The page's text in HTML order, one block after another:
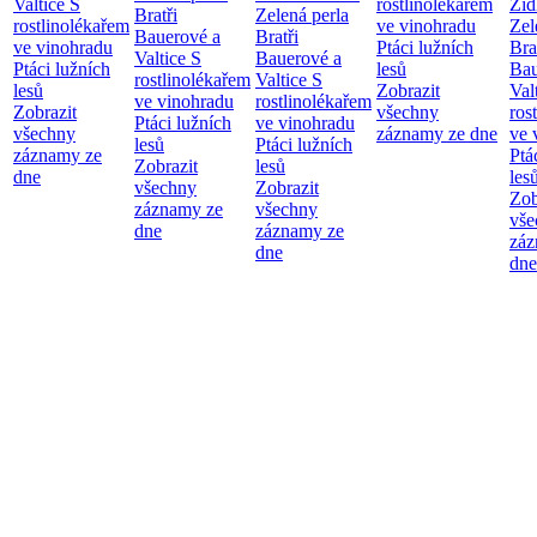
rostlinolékařem
ve vinohradu
Ptáci lužních
lesů
Zobrazit
všechny
záznamy ze
dne
Bratři
Bauerové a
Valtice S
rostlinolékařem
ve vinohradu
Ptáci lužních
lesů
Zobrazit
všechny
záznamy ze
dne
Zelená perla
Bratři
Bauerové a
Valtice S
rostlinolékařem
ve vinohradu
Ptáci lužních
lesů
Zobrazit
všechny
záznamy ze
dne
ve vinohradu
Ptáci lužních
lesů
Zobrazit
všechny
záznamy ze dne ve
dne